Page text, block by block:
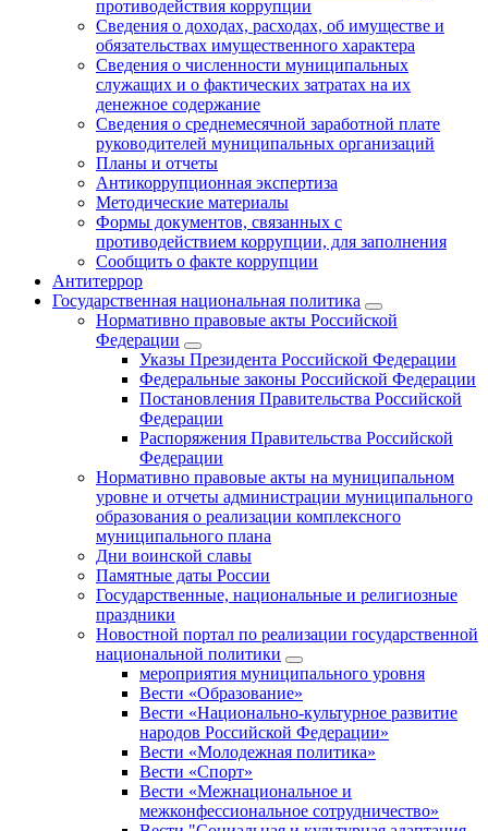
противодействия коррупции
Сведения о доходах, расходах, об имуществе и
обязательствах имущественного характера
Сведения о численности муниципальных
служащих и о фактических затратах на их
денежное содержание
Сведения о среднемесячной заработной плате
руководителей муниципальных организаций
Планы и отчеты
Антикоррупционная экспертиза
Методические материалы
Формы документов, связанных с
противодействием коррупции, для заполнения
Сообщить о факте коррупции
Антитеррор
Государственная национальная политика
Нормативно правовые акты Российской
Федерации
Указы Президента Российской Федерации
Федеральные законы Российской Федерации
Постановления Правительства Российской
Федерации
Распоряжения Правительства Российской
Федерации
Нормативно правовые акты на муниципальном
уровне и отчеты администрации муниципального
образования о реализации комплексного
муниципального плана
Дни воинской славы
Памятные даты России
Государственные, национальные и религиозные
праздники
Новостной портал по реализации государственной
национальной политики
мероприятия муниципального уровня
Вести «Образование»
Вести «Национально-культурное развитие
народов Российской Федерации»
Вести «Молодежная политика»
Вести «Спорт»
Вести «Межнациональное и
межконфессиональное сотрудничество»